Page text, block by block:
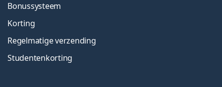
Bonussysteem
Korting
Regelmatige verzending
Studentenkorting